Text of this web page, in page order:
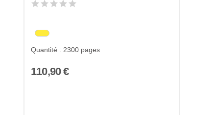
Quantité : 2300 pages
110,90 €